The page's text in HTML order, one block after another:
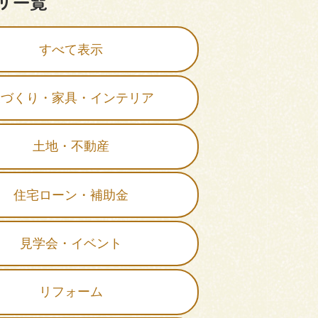
すべて表示
くり・家具・インテリア
土地・不動産
住宅ローン・補助金
見学会・イベント
リフォーム